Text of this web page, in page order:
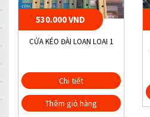
530.000 VND
CỬA KÉO ĐÀI LOAN LOAI 1
Chi tiết
Thêm giỏ hàng